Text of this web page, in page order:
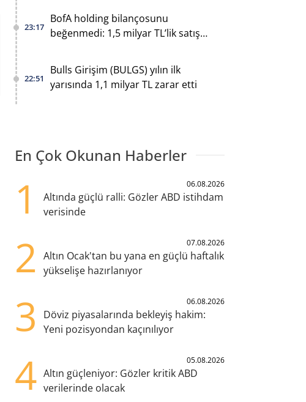
23:17
BofA holding bilançosunu
beğenmedi: 1,5 milyar TL’lik satış
22:51
Bulls Girişim (BULGS) yılın ilk
yarısında 1,1 milyar TL zarar etti
En Çok Okunan Haberler
1 06.08.2026
Altında güçlü ralli: Gözler ABD istihdam
verisinde
2 07.08.2026
Altın Ocak'tan bu yana en güçlü haftalık
yükselişe hazırlanıyor
3 06.08.2026
Döviz piyasalarında bekleyiş hakim:
Yeni pozisyondan kaçınılıyor
4 05.08.2026
Altın güçleniyor: Gözler kritik ABD
verilerinde olacak